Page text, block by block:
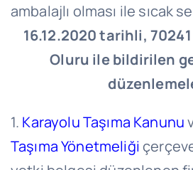
ambalajlı olması ile sıcak
16.12.2020 tarihli, 70241
Oluru ile bildirilen
1. Karayolu Taşıma Kanunu
Taşıma Yönetmeliği